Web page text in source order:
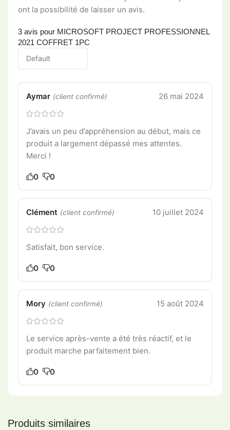
3 avis pour MICROSOFT PROJECT PROFESSIONNEL
2021 COFFRET 1PC
Aymar (client confirmé) 26 mai 2024
J’avais un peu d’appréhension au début, mais ce
produit a largement dépassé mes attentes.
Merci !
0 0
Clément (client confirmé) 10 juillet 2024
Satisfait, bon service.
0 0
Mory (client confirmé) 15 août 2024
Le service après-vente a été très réactif, et le
produit marche parfaitement bien.
0 0
ont la possibilité de laisser un avis.
Produits similaires